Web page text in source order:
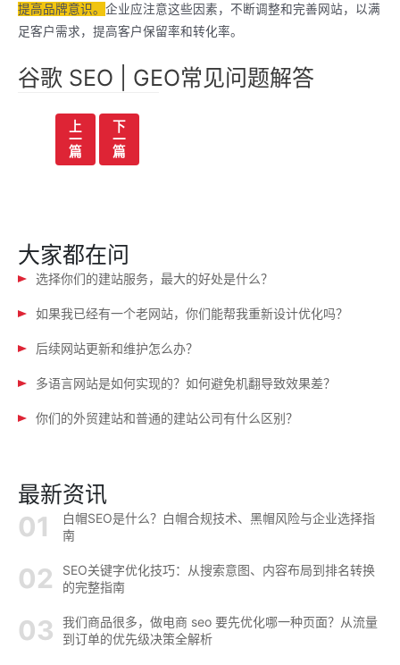
提高品牌意识。 企业应注意这些因素，不断调整和完善网站，以满
足客户需求，提高客户保留率和转化率。
谷歌 SEO | GEO常见问题解答
上
一
篇
下
一
篇
大家都在问
选择你们的建站服务，最大的好处是什么？
如果我已经有一个老网站，你们能帮我重新设计优化吗？
后续网站更新和维护怎么办？
多语言网站是如何实现的？如何避免机翻导致效果差？
你们的外贸建站和普通的建站公司有什么区别？
最新资讯
白帽SEO是什么？白帽合规技术、黑帽风险与企业选择指
南
SEO关键字优化技巧：从搜索意图、内容布局到排名转换
的完整指南
我们商品很多，做电商 seo 要先优化哪一种页面？从流量
到订单的优先级决策全解析